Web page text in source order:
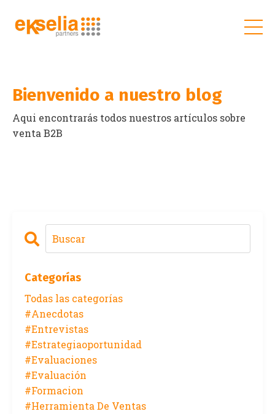
Bienvenido a nuestro blog
Aqui encontrarás todos nuestros artículos sobre
venta B2B
Categorías
Todas las categorías
#anecdotas
#entrevistas
#estrategiaoportunidad
#evaluaciones
#evaluación
#formacion
#herramienta De Ventas